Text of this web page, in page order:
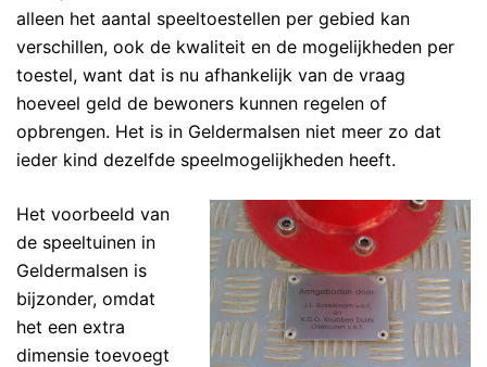
alleen het aantal speeltoestellen per gebied kan
verschillen, ook de kwaliteit en de mogelijkheden per
toestel, want dat is nu afhankelijk van de vraag
hoeveel geld de bewoners kunnen regelen of
opbrengen. Het is in Geldermalsen niet meer zo dat
ieder kind dezelfde speelmogelijkheden heeft.
Het voorbeeld van
de speeltuinen in
Geldermalsen is
bijzonder, omdat
het een extra
dimensie toevoegt